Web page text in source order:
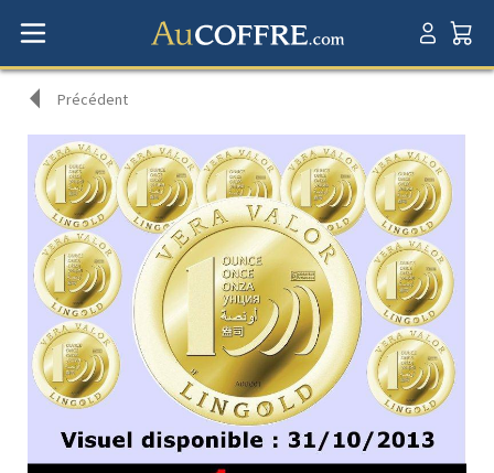
Précédent